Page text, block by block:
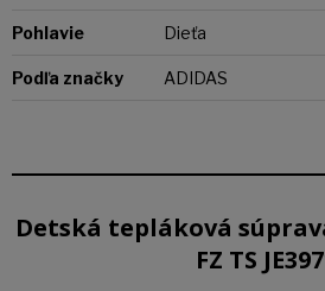
Pohlavie Dieťa
Podľa značky ADIDAS
Detská tepláková
FZ TS